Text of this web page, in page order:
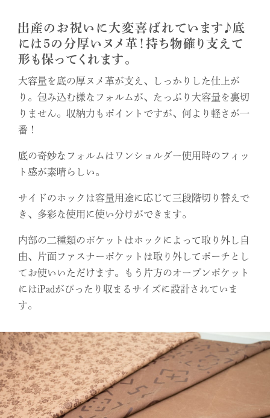
出産のお祝いに大変喜ばれています♪底
には5の分厚いヌメ革！持ち物確り支えて
形も保ってくれます。
大容量を底の厚ヌメ革が支え、しっかりした仕上が
り。包み込む様なフォルムが、たっぷり大容量を裏切
りません。収納力もポイントですが、何より軽さが一
番！
底の奇妙なフォルムはワンショルダー使用時のフィッ
ト感が素晴らしい。
サイドのホックは容量用途に応じて三段階切り替えで
き、多彩な使用に使い分けができます。
内部の二種類のポケットはホックによって取り外し自
由、片面ファスナーポケットは取り外してポーチとし
てお使いいただけます。もう片方のオープンポケット
にはiPadがぴったり収まるサイズに設計されていま
す。